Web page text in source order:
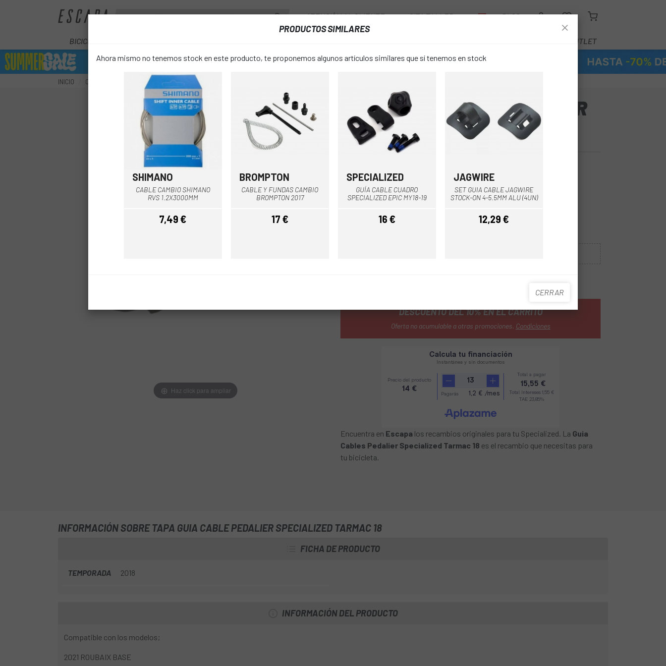
ATENCIÓN AL CLIENTE CITA TALLER BLOG
BICICLETAS OUTLET
INICIO COMPONENTES TRANSMISIÓN CABLES Y FUNDAS
favorite_border
Haz click para ampliar
TAPA GUIA CABLE PEDALIER
SPECIALIZED TARMAC 18
TALLA: única
DSS189900022
PRODUCTOS SIMILARES
Ahora mismo no tenemos stock en este producto, te proponemos algunos artículos similares que sí tenemos en stock
SHIMANO
CABLE CAMBIO SHIMANO
RVS 1.2X3000MM
Precio
7,49 €
Multi
BROMPTON
CABLE Y FUNDAS CAMBIO
BROMPTON 2017
Precio
17 €
SPECIALIZED
GUÍA CABLE CUADRO
SPECIALIZED EPIC MY18-19
Precio
16 €
Negro
JAGWIRE
SET GUIA CABLE JAGWIRE
STOCK-ON 4-5.5MM ALU (4UN)
Precio
12,29 €
CERRAR
DESCUENTO DEL 10% EN EL CARRITO
Oferta no acumulable a otras promociones. Condiciones
Encuentra en Escapa los recambios originales para tu Specialized. La Guia
Cables Pedalier Specialized Tarmac 18 es el recambio que necesitas para
tu bicicleta.
INFORMACIÓN SOBRE TAPA GUIA CABLE PEDALIER SPECIALIZED TARMAC 18
FICHA DE PRODUCTO
TEMPORADA 2018
INFORMACIÓN DEL PRODUCTO
Compatible con los modelos;
2021 ROUBAIX BASE